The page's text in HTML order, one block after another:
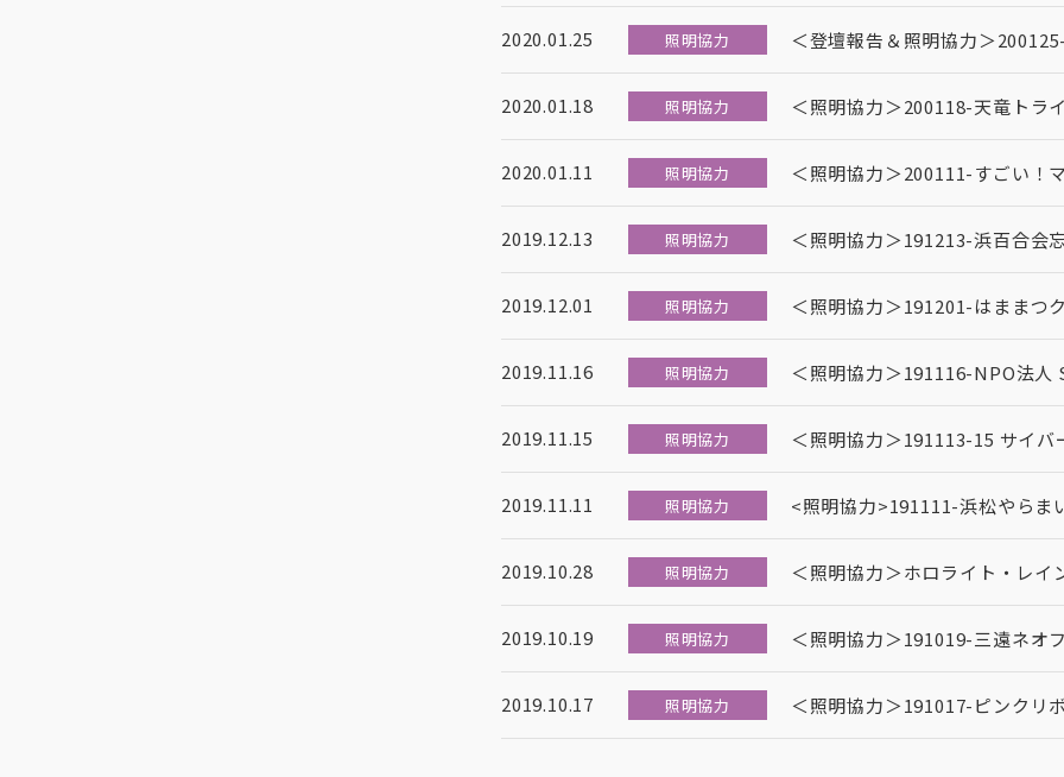
2020.01.25 照明協力 ＜登壇報告＆照明協力＞
2020.01.18 照明協力 ＜照明協力＞200118-天竜トラ
2020.01.11 照明協力 ＜照明協力＞200111-すごい！
2019.12.13 照明協力 ＜照明協力＞191213-浜百合会
2019.12.01 照明協力 ＜照明協力＞191201-はままつ
2019.11.16 照明協力 ＜照明協力＞191116-NPO法
2019.11.15 照明協力 ＜照明協力＞191113-15 サイ
2019.11.11 照明協力 <照明協力>191111-浜松やらま
2019.10.28 照明協力 ＜照明協力＞ホロライト・レイ
2019.10.19 照明協力 ＜照明協力＞191019-三遠ネオ
2019.10.17 照明協力 ＜照明協力＞191017-ピンクリ